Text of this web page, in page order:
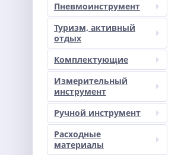
Пневмоинструмент
Туризм, активный
отдых
Комплектующие
Измерительный
инструмент
Ручной инструмент
Расходные
материалы